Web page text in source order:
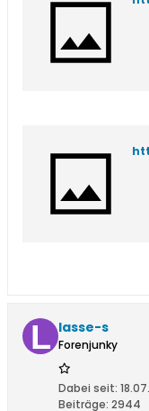
lasse-s
Forenjunky
Dabei seit:
Beiträge: 2944